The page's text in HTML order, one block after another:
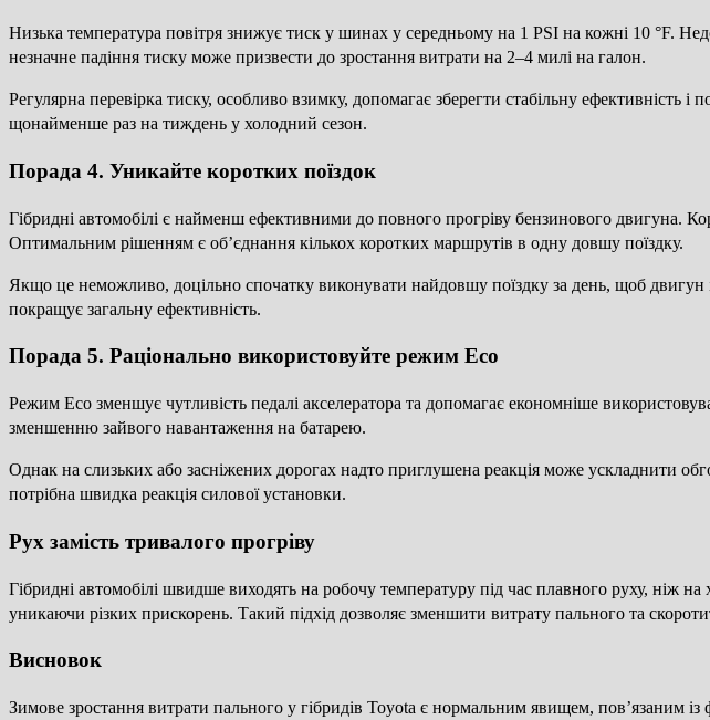
Низька температура повітря знижує тиск у шинах у середньому на 1 PSI на кожні 10 °F.
незначне падіння тиску може призвести до зростання витрати на 2–4 милі на галон.
Регулярна перевірка тиску, особливо взимку, допомагає зберегти стабільну ефективність
щонайменше раз на тиждень у холодний сезон.
Порада 4. Уникайте коротких поїздок
Гібридні автомобілі є найменш ефективними до повного прогріву бензинового двигуна.
Оптимальним рішенням є об’єднання кількох коротких маршрутів в одну довшу поїздку.
Якщо це неможливо, доцільно спочатку виконувати найдовшу поїздку за день, щоб двигун
покращує загальну ефективність.
Порада 5. Раціонально використовуйте режим Eco
Режим Eco зменшує чутливість педалі акселератора та допомагає економніше
зменшенню зайвого навантаження на батарею.
Однак на слизьких або засніжених дорогах надто приглушена реакція може ускладнити
потрібна швидка реакція силової установки.
Рух замість тривалого прогріву
Гібридні автомобілі швидше виходять на робочу температуру під час плавного руху, ніж
уникаючи різких прискорень. Такий підхід дозволяє зменшити витрату пального та
Висновок
Зимове зростання витрати пального у гібридів Toyota є нормальним явищем, пов’язаним